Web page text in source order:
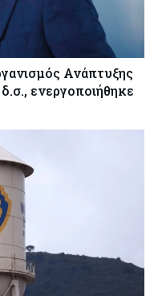
Ανάπτυξης
ενεργοποιήθηκε